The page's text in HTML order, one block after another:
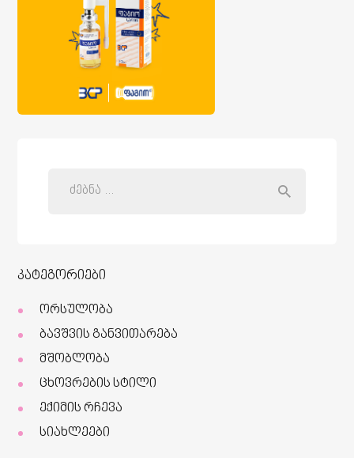
კატეგორიები
ორსულობა
ბავშვის განვითარება
მშობლობა
ცხოვრების სტილი
ექიმის რჩევა
სიახლეები